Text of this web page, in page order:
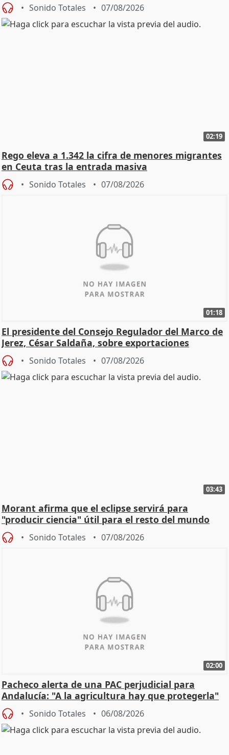
Sonido Totales 07/08/2026
02:19
Rego eleva a 1.342 la cifra de menores migrantes
en Ceuta tras la entrada masiva
Sonido Totales 07/08/2026
01:18
El presidente del Consejo Regulador del Marco de
Jerez, César Saldaña, sobre exportaciones
Sonido Totales 07/08/2026
03:43
Morant afirma que el eclipse servirá para
"producir ciencia" útil para el resto del mundo
Sonido Totales 07/08/2026
02:00
Pacheco alerta de una PAC perjudicial para
Andalucía: "A la agricultura hay que protegerla"
Sonido Totales 06/08/2026